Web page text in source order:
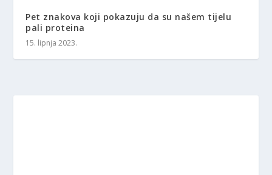
Pet znakova koji pokazuju da su našem tijelu
pali proteina
15. lipnja 2023.